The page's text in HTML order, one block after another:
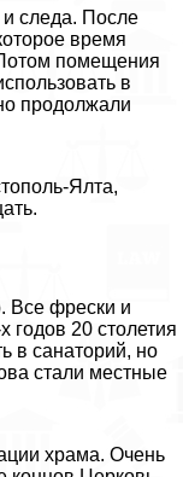
и следа. После
время
помещения
в
продолжали
Ялта,
Все фрески и
20 столетия
в санаторий, но
стали местные
храма. Очень